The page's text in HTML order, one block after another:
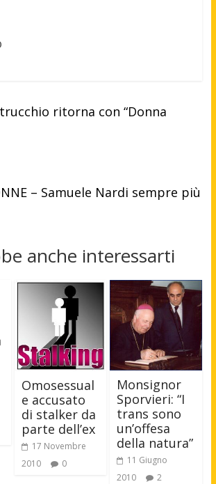
ritorna con “Donna
– Samuele Nardi sempre più
anche interessarti
Omosessual
e accusato
di stalker da
parte dell’ex
17 Novembre
2010
0
Monsignor
Sporvieri: “I
trans sono
un’offesa
della natura”
11 Giugno
2010
2